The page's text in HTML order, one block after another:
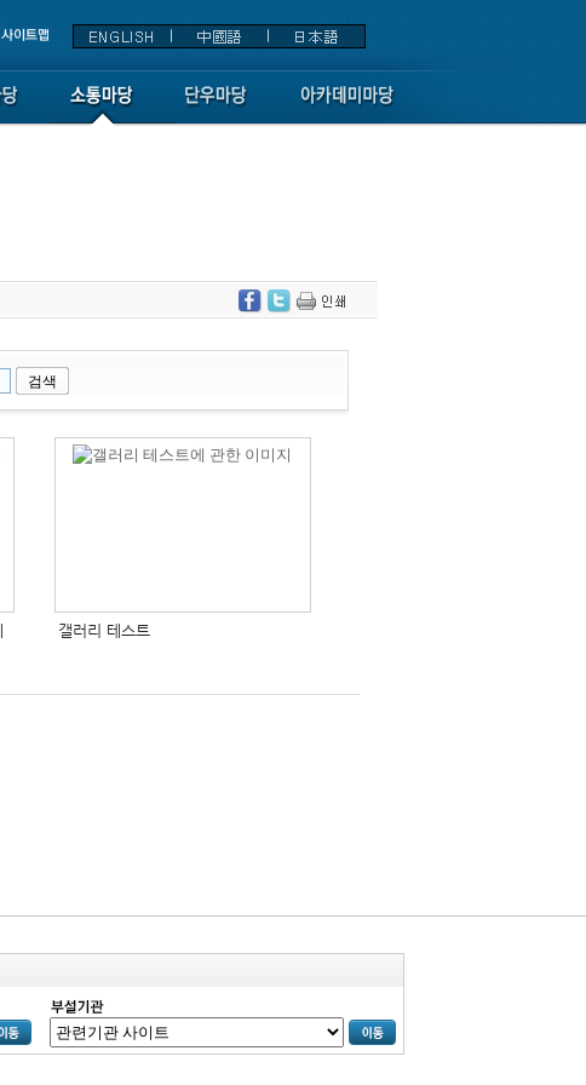
갤러리 테스트